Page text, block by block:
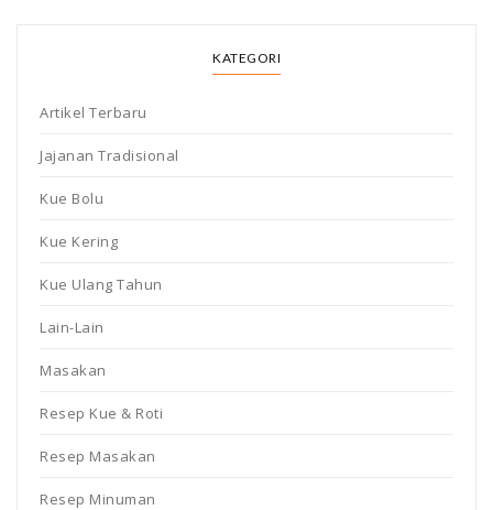
KATEGORI
Artikel Terbaru
Jajanan Tradisional
Kue Bolu
Kue Kering
Kue Ulang Tahun
Lain-Lain
Masakan
Resep Kue & Roti
Resep Masakan
Resep Minuman